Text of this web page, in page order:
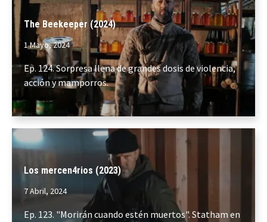
The Beekeeper (2024)
1 Mayo, 2024
Ep. 124. Sorpresa llena de grandes dosis de violencia,
acción y mamporros.
Los mercen4rios (2023)
7 Abril, 2024
Ep. 123. "Morirán cuando estén muertos". Statham en